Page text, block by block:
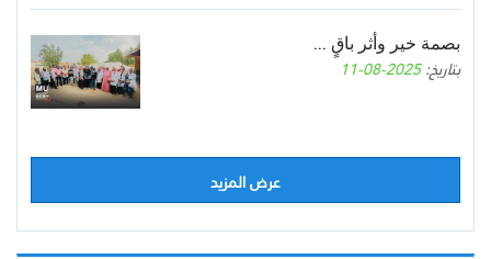
بصمة خير وأثر باقٍ ...
بتاريخ:2025-08-11
عرض المزيد